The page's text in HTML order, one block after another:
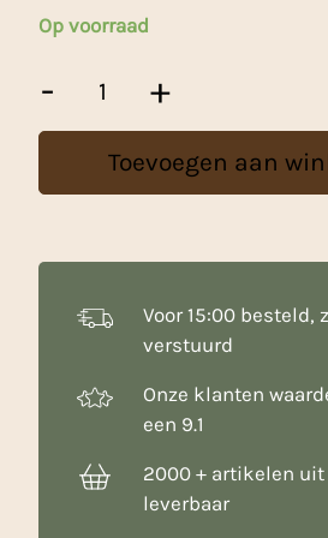
Op voorraad
-
Bakkwast
cm
+
Toevoegen aan
Voor 15:00 besteld,
verstuurd
Onze klanten
een 9.1
2000 + artikelen uit
leverbaar